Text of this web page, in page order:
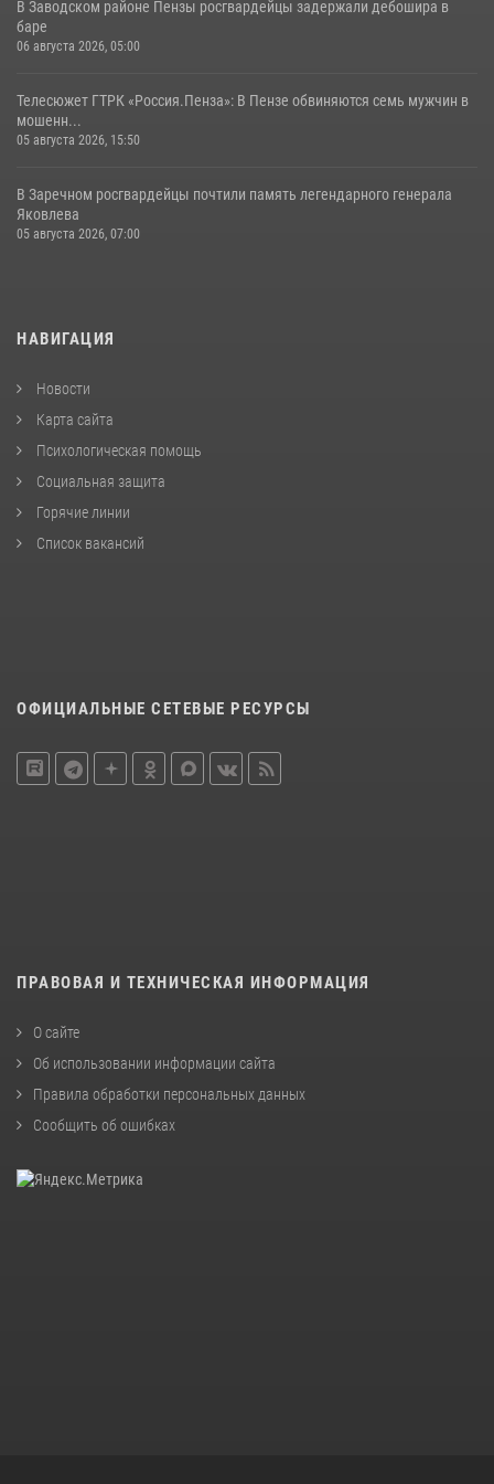
В Заводском районе Пензы росгвардейцы задержали дебошира в
баре
06 августа 2026, 05:00
Телесюжет ГТРК «Россия.Пенза»: В Пензе обвиняются семь мужчин в
мошенн...
05 августа 2026, 15:50
В Заречном росгвардейцы почтили память легендарного генерала
Яковлева
05 августа 2026, 07:00
НАВИГАЦИЯ
Новости
Карта сайта
Психологическая помощь
Социальная защита
Горячие линии
Список вакансий
ОФИЦИАЛЬНЫЕ СЕТЕВЫЕ РЕСУРСЫ
ПРАВОВАЯ И ТЕХНИЧЕСКАЯ ИНФОРМАЦИЯ
О сайте
Об использовании информации сайта
Правила обработки персональных данных
Сообщить об ошибках